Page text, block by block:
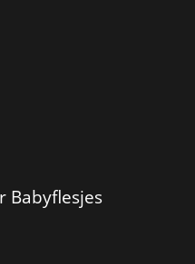
Babyflesjes